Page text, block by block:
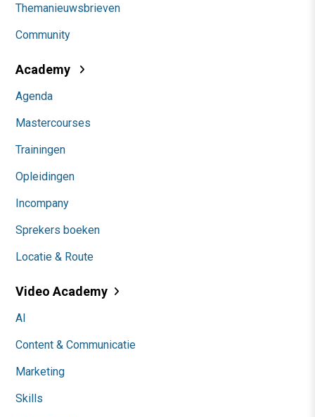
Themanieuwsbrieven
Community
Academy
Agenda
Mastercourses
Trainingen
Opleidingen
Incompany
Sprekers boeken
Locatie & Route
Video Academy
AI
Content & Communicatie
Marketing
Skills